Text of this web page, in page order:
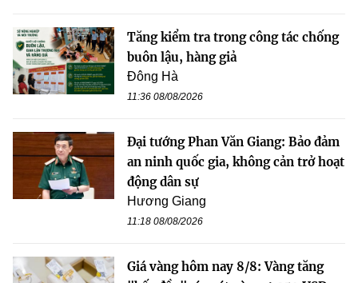
Tăng kiểm tra trong công tác chống
buôn lậu, hàng giả
Đông Hà
11:36 08/08/2026
Đại tướng Phan Văn Giang: Bảo đảm
an ninh quốc gia, không cản trở hoạt
động dân sự
Hương Giang
11:18 08/08/2026
Giá vàng hôm nay 8/8: Vàng tăng